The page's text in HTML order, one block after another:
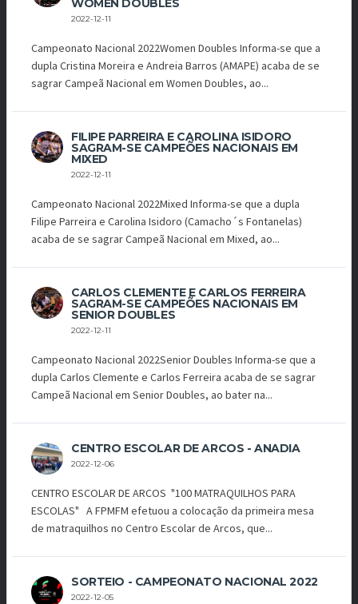
WOMEN DOUBLES
2022-12-11
Campeonato Nacional 2022Women Doubles Informa-se que a
dupla Cristina Moreira e Andreia Barros (AMAPE) acaba de se
sagrar Campeã Nacional em Women Doubles, ao...
FILIPE PARREIRA E CAROLINA ISIDORO
SAGRAM-SE CAMPEÕES NACIONAIS EM
MIXED
2022-12-11
Campeonato Nacional 2022Mixed Informa-se que a dupla
Filipe Parreira e Carolina Isidoro (Camacho´s Fontanelas)
acaba de se sagrar Campeã Nacional em Mixed, ao...
CARLOS CLEMENTE E CARLOS FERREIRA
SAGRAM-SE CAMPEÕES NACIONAIS EM
SENIOR DOUBLES
2022-12-11
Campeonato Nacional 2022Senior Doubles Informa-se que a
dupla Carlos Clemente e Carlos Ferreira acaba de se sagrar
Campeã Nacional em Senior Doubles, ao bater na...
CENTRO ESCOLAR DE ARCOS - ANADIA
2022-12-06
CENTRO ESCOLAR DE ARCOS "100 MATRAQUILHOS PARA
ESCOLAS" A FPMFM efetuou a colocação da primeira mesa
de matraquilhos no Centro Escolar de Arcos, que...
SORTEIO - CAMPEONATO NACIONAL 2022
2022-12-05